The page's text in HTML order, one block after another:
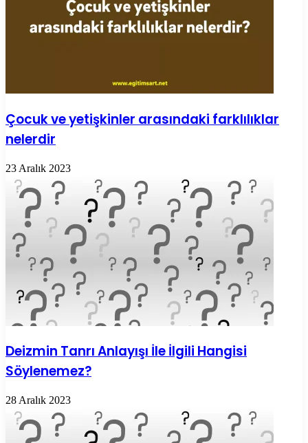
Çocuk ve yetişkinler arasındaki farklılıklar
nelerdir
23 Aralık 2023
Deizmin Tanrı Anlayışı İle İlgili Hangisi
Söylenemez?
28 Aralık 2023